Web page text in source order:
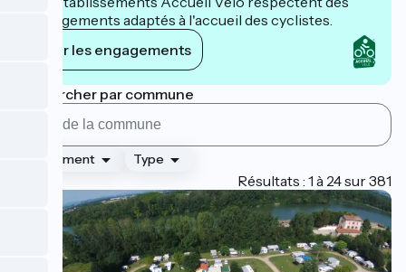
engagements adaptés à l'accueil des cyclistes.
Voir les engagements
Rechercher par commune
Classement Type
Résultats : 1 à 24 sur 381